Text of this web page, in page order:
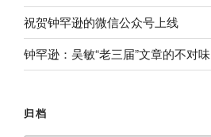
祝贺钟罕逊的微信公众号上线
钟罕逊：吴敏“老三届”文章的不对味
归档